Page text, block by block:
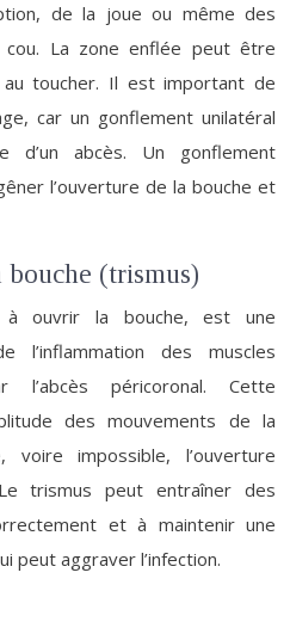
de la joue ou même des
cou. La zone enflée peut être
toucher. Il est important de
car un gonflement unilatéral
d’un abcès. Un gonflement
l’ouverture de la bouche et
(trismus)
ouvrir la bouche, est une
l’inflammation des muscles
l’abcès péricoronal. Cette
des mouvements de la
voire impossible, l’ouverture
trismus peut entraîner des
et à maintenir une
peut aggraver l’infection.